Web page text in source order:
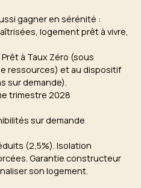
gagner en sérénité :
logement prêt à vivre,
à Taux Zéro (sous
ressources) et au dispositif
sur demande).
trimestre 2028
sur demande
(2,5%). Isolation
Garantie constructeur
son logement.